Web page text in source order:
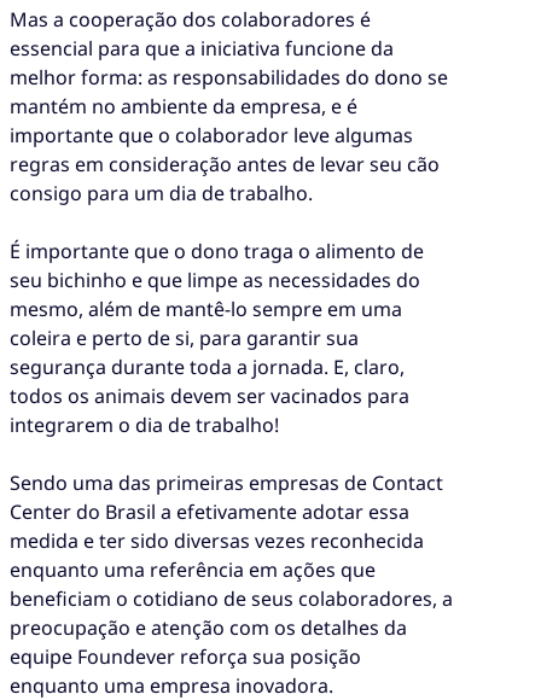
Mas a cooperação dos colaboradores é
essencial para que a iniciativa funcione da
melhor forma: as responsabilidades do dono se
mantém no ambiente da empresa, e é
importante que o colaborador leve algumas
regras em consideração antes de levar seu cão
consigo para um dia de trabalho.
É importante que o dono traga o alimento de
seu bichinho e que limpe as necessidades do
mesmo, além de mantê-lo sempre em uma
coleira e perto de si, para garantir sua
segurança durante toda a jornada. E, claro,
todos os animais devem ser vacinados para
integrarem o dia de trabalho!
Sendo uma das primeiras empresas de Contact
Center do Brasil a efetivamente adotar essa
medida e ter sido diversas vezes reconhecida
enquanto uma referência em ações que
beneficiam o cotidiano de seus colaboradores, a
preocupação e atenção com os detalhes da
equipe Foundever reforça sua posição
enquanto uma empresa inovadora.